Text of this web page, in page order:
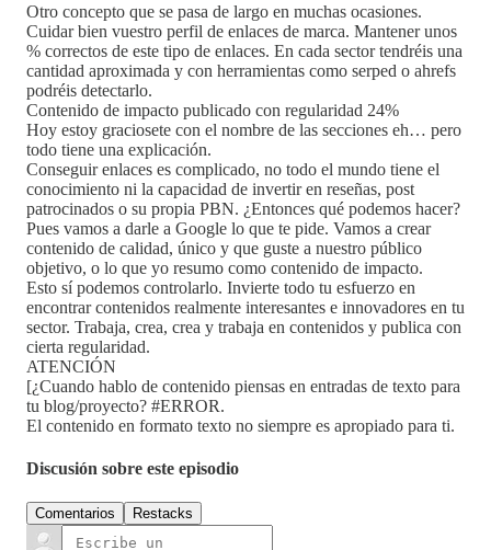
Otro concepto que se pasa de largo en muchas ocasiones.
Cuidar bien vuestro perfil de enlaces de marca. Mantener unos
% correctos de este tipo de enlaces. En cada sector tendréis una
cantidad aproximada y con herramientas como serped o ahrefs
podréis detectarlo.
Contenido de impacto publicado con regularidad 24%
Hoy estoy graciosete con el nombre de las secciones eh… pero
todo tiene una explicación.
Conseguir enlaces es complicado, no todo el mundo tiene el
conocimiento ni la capacidad de invertir en reseñas, post
patrocinados o su propia PBN. ¿Entonces qué podemos hacer?
Pues vamos a darle a Google lo que te pide. Vamos a crear
contenido de calidad, único y que guste a nuestro público
objetivo, o lo que yo resumo como contenido de impacto.
Esto sí podemos controlarlo. Invierte todo tu esfuerzo en
encontrar contenidos realmente interesantes e innovadores en tu
sector. Trabaja, crea, crea y trabaja en contenidos y publica con
cierta regularidad.
ATENCIÓN
[¿Cuando hablo de contenido piensas en entradas de texto para
tu blog/proyecto? #ERROR.
El contenido en formato texto no siempre es apropiado para ti.
Discusión sobre este episodio
Comentarios Restacks